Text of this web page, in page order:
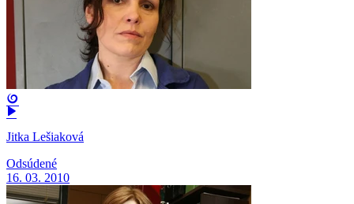
Jitka Lešiaková
Odsúdené
16. 03. 2010